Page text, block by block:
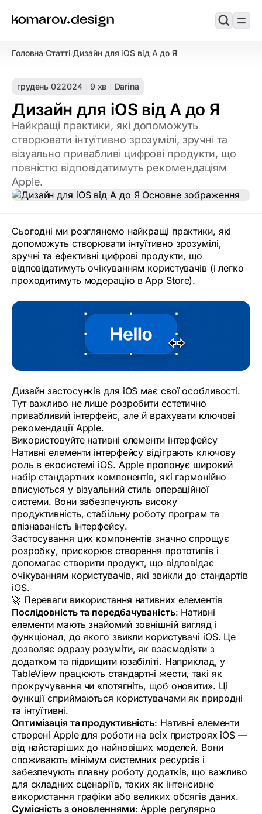
Головна/Статті/Дизайн для iOS від А до Я
грудень 022024 9 хв Darina
Дизайн для iOS від А до Я
Найкращі практики, які допоможуть
створювати інтуїтивно зрозумілі, зручні та
візуально привабливі цифрові продукти, що
повністю відповідатимуть рекомендаціям
Apple.
Сьогодні ми розглянемо найкращі практики, які
допоможуть створювати інтуїтивно зрозумілі,
зручні та ефективні цифрові продукти, що
відповідатимуть очікуванням користувачів (і легко
проходитимуть модерацію в App Store).
Дизайн застосунків для iOS має свої особливості.
Тут важливо не лише розробити естетично
привабливий інтерфейс, але й врахувати ключові
рекомендації Apple.
Використовуйте нативні елементи інтерфейсу
Нативні елементи інтерфейсу відіграють ключову
роль в екосистемі iOS. Apple пропонує широкий
набір стандартних компонентів, які гармонійно
вписуються у візуальний стиль операційної
системи. Вони забезпечують високу
продуктивність, стабільну роботу програм та
впізнаваність інтерфейсу.
Застосування цих компонентів значно спрощує
розробку, прискорює створення прототипів і
допомагає створити продукт, що відповідає
очікуванням користувачів, які звикли до стандартів
iOS.
🚀 Переваги використання нативних елементів
Послідовність та передбачуваність: Нативні
елементи мають знайомий зовнішній вигляд і
функціонал, до якого звикли користувачі iOS. Це
дозволяє одразу розуміти, як взаємодіяти з
додатком та підвищити юзабіліті. Наприклад, у
TableView працюють стандартні жести, такі як
прокручування чи «потягніть, щоб оновити». Ці
функції сприймаються користувачами як природні
та інтуїтивні.
Оптимізація та продуктивність: Нативні елементи
створені Apple для роботи на всіх пристроях iOS —
від найстаріших до найновіших моделей. Вони
споживають мінімум системних ресурсів і
забезпечують плавну роботу додатків, що важливо
для складних сценаріїв, таких як інтенсивне
використання графіки або великих обсягів даних.
Сумісність з оновленнями: Apple регулярно